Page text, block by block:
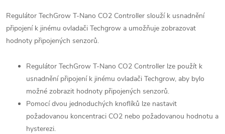
Regulátor TechGrow T-Nano CO2 Controller slouží k usnadnění
připojení k jinému ovladači Techgrow a umožňuje zobrazovat
hodnoty připojených senzorů.
Regulátor TechGrow T-Nano CO2 Controller lze použít k
usnadnění připojení k jinému ovladači Techgrow, aby bylo
možné zobrazit hodnoty připojených senzorů.
Pomocí dvou jednoduchých knoflíků lze nastavit
požadovanou koncentraci CO2 nebo požadovanou hodnotu a
hysterezi.